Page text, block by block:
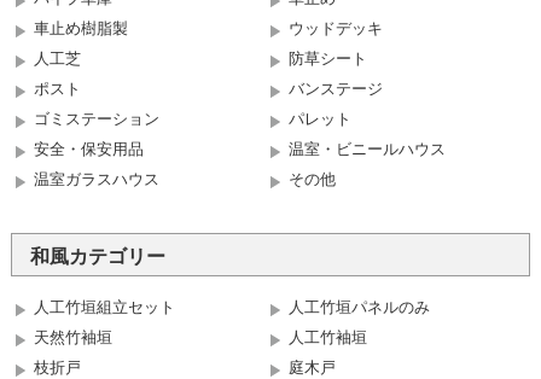
車止め樹脂製
ウッドデッキ
人工芝
防草シート
ポスト
バンステージ
ゴミステーション
パレット
安全・保安用品
温室・ビニールハウス
温室ガラスハウス
その他
和風カテゴリー
人工竹垣組立セット
人工竹垣パネルのみ
天然竹袖垣
人工竹袖垣
枝折戸
庭木戸